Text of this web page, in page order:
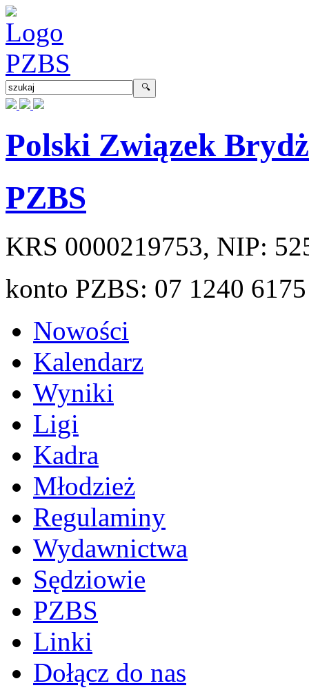
Polski Związek
PZBS
KRS 0000219753, NIP:
konto PZBS: 07 1240
Nowości
Kalendarz
Wyniki
Ligi
Kadra
Młodzież
Regulaminy
Wydawnictwa
Sędziowie
PZBS
Linki
Dołącz do nas